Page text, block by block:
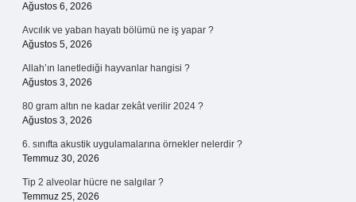
Ağustos 6, 2026
Avcılık ve yaban hayatı bölümü ne iş yapar ?
Ağustos 5, 2026
Allah’ın lanetlediği hayvanlar hangisi ?
Ağustos 3, 2026
80 gram altın ne kadar zekât verilir 2024 ?
Ağustos 3, 2026
6. sınıfta akustik uygulamalarına örnekler nelerdir ?
Temmuz 30, 2026
Tip 2 alveolar hücre ne salgılar ?
Temmuz 25, 2026